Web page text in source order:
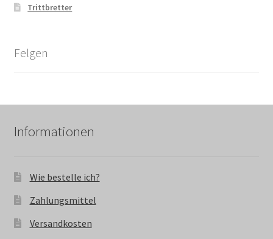
Trittbretter
Felgen
Informationen
Wie bestelle ich?
Zahlungsmittel
Versandkosten